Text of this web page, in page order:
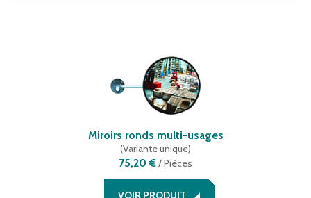
Miroirs ronds multi-usages
(Variante unique)
75,20 €/Pièces
VOIR PRODUIT